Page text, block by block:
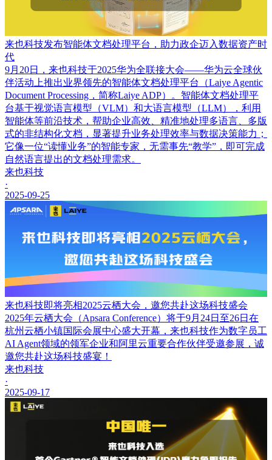
来也科技发布智能体文档处理平台，助力政企迈入数据资产时
代
9月20日，来也科技于2025华为全联接大会——华为云全球伙
伴活动上推出业界领先的智能体文档处理平台（Laiye Agentic
Document Processing，简称Laiye ADP）。智能体文档处理平
台基于视觉语言模型（VLM）和大语言模型（LLM），利用
智能体等前沿技术，帮助企业高效、精准地处理多语言、多版
式的非结构化文档，显著提升业务处理效率与数据决策能力；
它像一位“读懂业务”的智能专家，无需事先“教学”，即可完成
自然语言提出的文档处理需求。
来也科技
·
2025-09-25
来也科技即将亮相2025云栖大会，邀您共赴这场科技盛会
2025年云栖大会（Apsara Conference）将于9月24日至26日在
杭州云栖小镇国际会展中心盛大开幕，来也科技作为数字员工
AI Agent领域的领军企业和阿里云重要合作伙伴受邀参展，诚
邀您共赴这场科技盛宴！
来也科技
·
2025-09-17